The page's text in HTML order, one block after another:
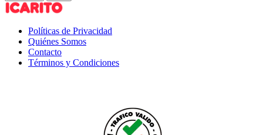
Políticas de Privacidad
Quiénes Somos
Contacto
Términos y Condiciones